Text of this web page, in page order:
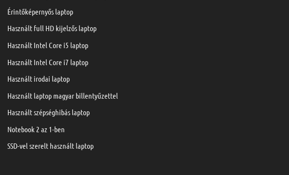
Érintőképernyős laptop
Használt full HD kijelzős laptop
Használt Intel Core i5 laptop
Használt Intel Core i7 laptop
Használt irodai laptop
Használt laptop magyar billentyűzettel
Használt szépséghibás laptop
Notebook 2 az 1-ben
SSD-vel szerelt használt laptop